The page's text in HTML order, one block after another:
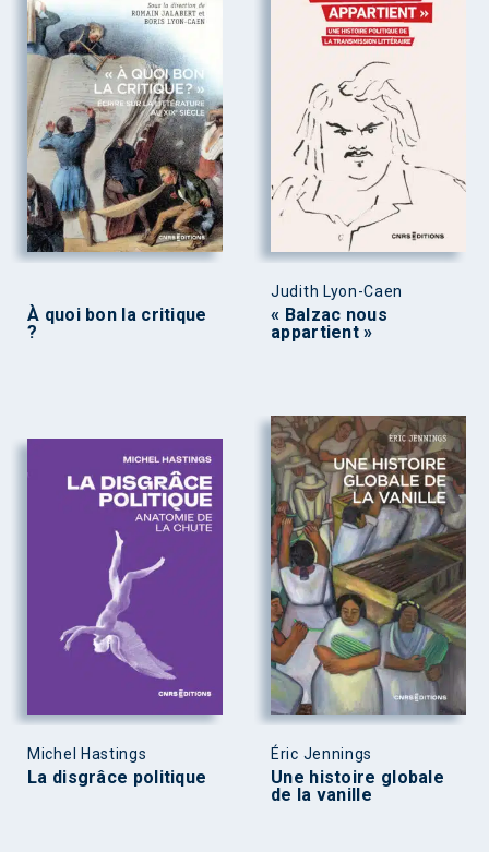
À quoi bon la critique
?
Judith Lyon-Caen
« Balzac nous
appartient »
Michel Hastings
La disgrâce politique
Éric Jennings
Une histoire globale
de la vanille